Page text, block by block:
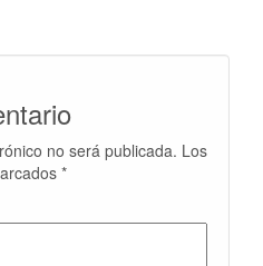
no será publicada. Los
*